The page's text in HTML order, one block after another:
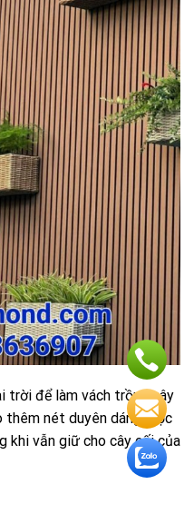
trời để làm vách trồng cây
nét duyên dáng mộc
khi vẫn giữ cho cây cối của